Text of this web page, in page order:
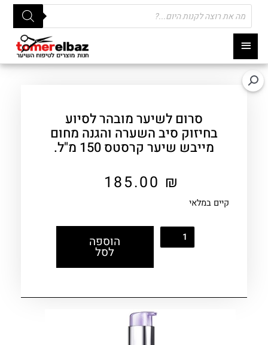
תפריט
ראשי
Products
search
סרום לשיער מובהר לסיוע
בחיזוק סיב השערה והגנה מחום
מייבש שיער קרסטס 150 מ"ל.
185.00 ₪
קיים במלאי
הוספה
לסל